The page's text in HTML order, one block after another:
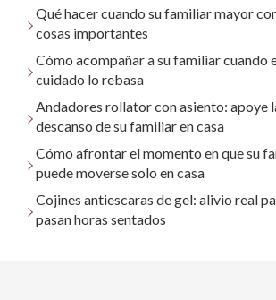
Qué hacer cuando su familiar mayor
cosas importantes
Cómo acompañar a su familiar cuando
cuidado lo rebasa
Andadores rollator con asiento: apoye
descanso de su familiar en casa
Cómo afrontar el momento en que su
puede moverse solo en casa
Cojines antiescaras de gel: alivio real
pasan horas sentados